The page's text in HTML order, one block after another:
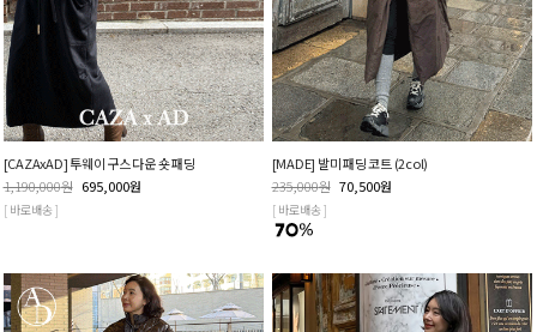
[CAZAxAD] 투웨이 구스 다운 숏 패딩
1,190,000원 695,000원
[ 바로배송 ]
[MADE] 발미 패딩 코트 (2col)
235,000원 70,500원
[ 바로배송 ]